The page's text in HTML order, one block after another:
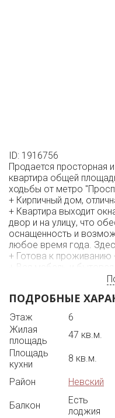
ID: 1916756
Продается просторная
квартира общей
ходьбы от метро
+ Кирпичный дом,
+ Квартира выходит
двор и на улицу, что
оснащенность и
любое время года.
+ Готова к проживанию
+ Вся мебель и
магазины и вся
Идеальный вариант для
удобство и готовое
Один взрослый
+ Также есть в
метров в очень
въезд через шлагбаум.
Звоните, чтобы
ПОДРОБНЫЕ
Этаж 6
Жилая
площадь
47 кв.м.
Площадь
кухни
8 кв.м.
Район Невский
Балкон
Есть
лоджия